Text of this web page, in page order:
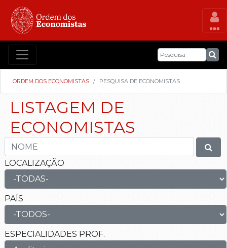
ORDEM DOS ECONOMISTAS PESQUISA DE ECONOMISTAS
LISTAGEM DE
ECONOMISTAS
LOCALIZAÇÃO
PAÍS
ESPECIALIDADES PROF.